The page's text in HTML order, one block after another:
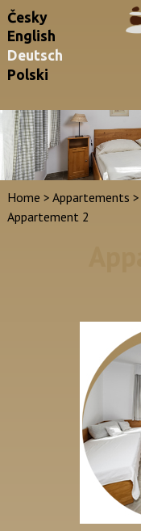
Česky
English
Deutsch
Polski
Home > Appartements >
Appartement 2